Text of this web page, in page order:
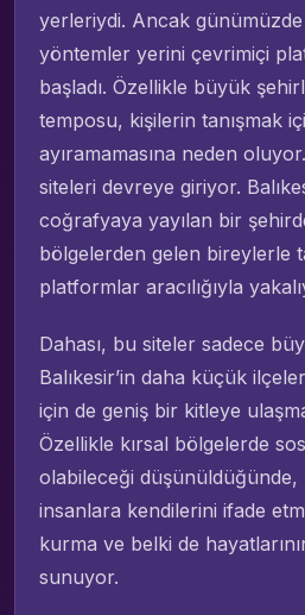
yerleriydi. Ancak
yöntemler yerini çevrimiçi
başladı. Özellikle büyük
temposu, kişilerin tanışmak
ayıramamasına neden
siteleri devreye giriyor.
coğrafyaya yayılan bir
bölgelerden gelen bireylerle
platformlar aracılığıyla
Dahası, bu siteler sadece
Balıkesir’in daha küçük
için de geniş bir kitleye
Özellikle kırsal bölgelerde
olabileceği
insanlara kendilerini ifade
kurma ve belki de
sunuyor.